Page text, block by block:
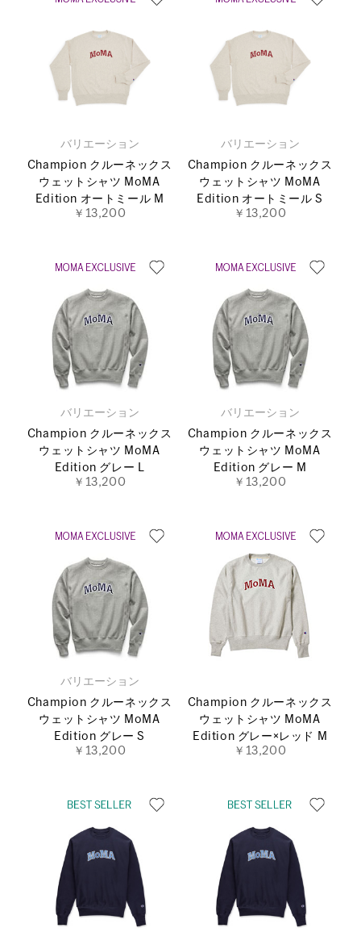
バリエーション
Champion クルーネックス
ウェットシャツ MoMA
Edition オートミール M
￥13,200
バリエーション
Champion クルーネックス
ウェットシャツ MoMA
Edition オートミール S
￥13,200
バリエーション
Champion クルーネックス
ウェットシャツ MoMA
Edition グレー L
￥13,200
バリエーション
Champion クルーネックス
ウェットシャツ MoMA
Edition グレー M
￥13,200
バリエーション
Champion クルーネックス
ウェットシャツ MoMA
Edition グレー S
￥13,200
Champion クルーネックス
ウェットシャツ MoMA
Edition グレー×レッド M
￥13,200